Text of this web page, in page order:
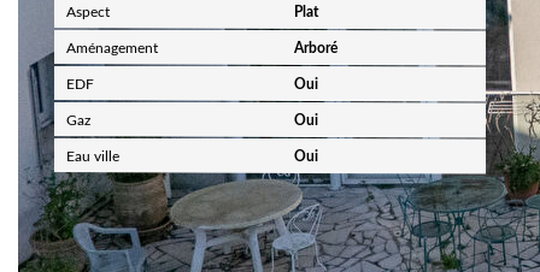
Aspect Plat
Aménagement Arboré
EDF Oui
Gaz Oui
Eau ville Oui